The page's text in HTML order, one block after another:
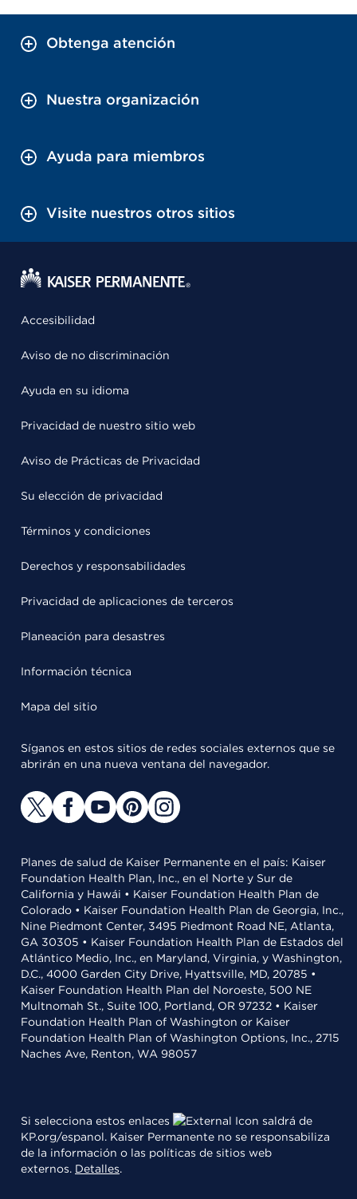
Obtenga atención
Nuestra organización
Ayuda para miembros
Visite nuestros otros sitios
Accesibilidad
Aviso de no discriminación
Ayuda en su idioma
Privacidad de nuestro sitio web
Aviso de Prácticas de Privacidad
Su elección de privacidad
Términos y condiciones
Derechos y responsabilidades
Privacidad de aplicaciones de terceros
Planeación para desastres
Información técnica
Mapa del sitio
Síganos en estos sitios de redes sociales externos que se
abrirán en una nueva ventana del navegador.
Planes de salud de Kaiser Permanente en el país: Kaiser
Foundation Health Plan, Inc., en el Norte y Sur de
California y Hawái • Kaiser Foundation Health Plan de
Colorado • Kaiser Foundation Health Plan de Georgia, Inc.,
Nine Piedmont Center, 3495 Piedmont Road NE, Atlanta,
GA 30305 • Kaiser Foundation Health Plan de Estados del
Atlántico Medio, Inc., en Maryland, Virginia, y Washington,
D.C., 4000 Garden City Drive, Hyattsville, MD, 20785 •
Kaiser Foundation Health Plan del Noroeste, 500 NE
Multnomah St., Suite 100, Portland, OR 97232 • Kaiser
Foundation Health Plan of Washington or Kaiser
Foundation Health Plan of Washington Options, Inc., 2715
Naches Ave, Renton, WA 98057
Si selecciona estos enlaces
saldrá de
KP.org/espanol. Kaiser Permanente no se responsabiliza
de la información o las políticas de sitios web
externos. Detalles.